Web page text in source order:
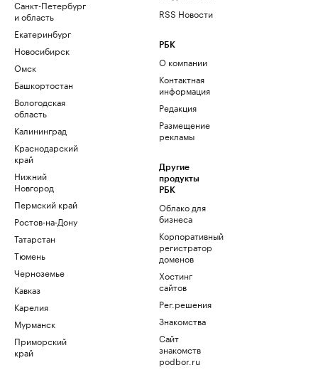
Санкт-Петербург
и область
Екатеринбург
Новосибирск
Омск
Башкортостан
Вологодская
область
Калининград
Краснодарский
край
Нижний
Новгород
Пермский край
Ростов-на-Дону
Татарстан
Тюмень
Черноземье
Кавказ
Карелия
Мурманск
Приморский
край
RSS Новости
РБК
О компании
Контактная
информация
Редакция
Размещение
рекламы
Другие
продукты
РБК
Облако для
бизнеса
Корпоративный
регистратор
доменов
Хостинг
сайтов
Рег.решения
Знакомства
Сайт
знакомств
podbor.ru